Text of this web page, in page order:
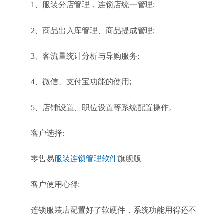
1、服装分店管理，连锁店统一管理;
2、商品出入库管理、商品提成管理;
3、客流量统计分析与导购服务;
4、微信、支付宝功能的使用;
5、店铺设置、职位设置等系统配置操作。
客户选择:
零售易服装连锁管理软件旗舰版
客户使用心得:
连锁服装店配置好了软硬件，系统功能用得还不